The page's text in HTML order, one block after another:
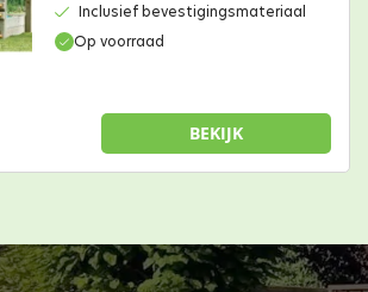
Op voorraad
Inclusief bevestigingsmateriaal
BEKIJK